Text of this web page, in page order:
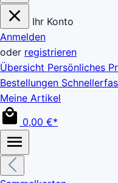
Ihr Konto
Anmelden
oder registrieren
Übersicht Persönliches
Bestellungen
Meine Artikel
0,00 €*